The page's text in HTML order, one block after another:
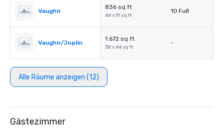
Vaughn
836 sq ft
44 x 19 sq ft
10 Fuß
Vaughn/Joplin
1.672 sq ft
38 x 44 sq ft
-
Alle Räume anzeigen (12)
Gästezimmer